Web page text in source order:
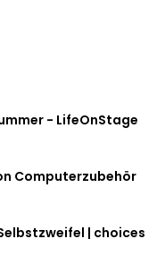
- LifeOnStage
Computerzubehör
| choices